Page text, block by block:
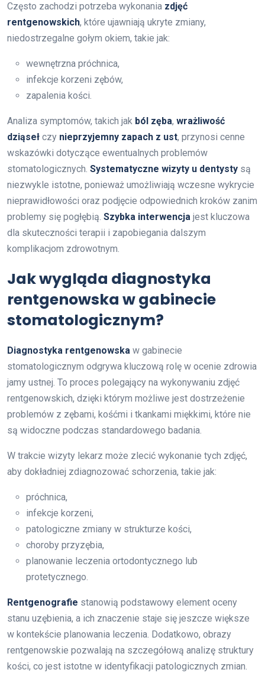
Często zachodzi potrzeba wykonania zdjęć
rentgenowskich, które ujawniają ukryte zmiany,
niedostrzegalne gołym okiem, takie jak:
wewnętrzna próchnica,
infekcje korzeni zębów,
zapalenia kości.
Analiza symptomów, takich jak ból zęba, wrażliwość
dziąseł czy nieprzyjemny zapach z ust, przynosi cenne
wskazówki dotyczące ewentualnych problemów
stomatologicznych. Systematyczne wizyty u dentysty są
niezwykle istotne, ponieważ umożliwiają wczesne wykrycie
nieprawidłowości oraz podjęcie odpowiednich kroków zanim
problemy się pogłębią. Szybka interwencja jest kluczowa
dla skuteczności terapii i zapobiegania dalszym
komplikacjom zdrowotnym.
Jak wygląda diagnostyka
rentgenowska w gabinecie
stomatologicznym?
Diagnostyka rentgenowska w gabinecie
stomatologicznym odgrywa kluczową rolę w ocenie zdrowia
jamy ustnej. To proces polegający na wykonywaniu zdjęć
rentgenowskich, dzięki którym możliwe jest dostrzeżenie
problemów z zębami, kośćmi i tkankami miękkimi, które nie
są widoczne podczas standardowego badania.
W trakcie wizyty lekarz może zlecić wykonanie tych zdjęć,
aby dokładniej zdiagnozować schorzenia, takie jak:
próchnica,
infekcje korzeni,
patologiczne zmiany w strukturze kości,
choroby przyzębia,
planowanie leczenia ortodontycznego lub
protetycznego.
Rentgenografie stanowią podstawowy element oceny
stanu uzębienia, a ich znaczenie staje się jeszcze większe
w kontekście planowania leczenia. Dodatkowo, obrazy
rentgenowskie pozwalają na szczegółową analizę struktury
kości, co jest istotne w identyfikacji patologicznych zmian.